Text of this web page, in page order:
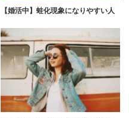
【婚活中】蛙化現象になりやすい人